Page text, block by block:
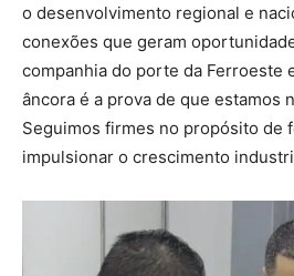
o desenvolvimento regional e
conexões que geram
companhia do porte da Ferroeste
âncora é a prova de que estamos
Seguimos firmes no propósito de
impulsionar o crescimento